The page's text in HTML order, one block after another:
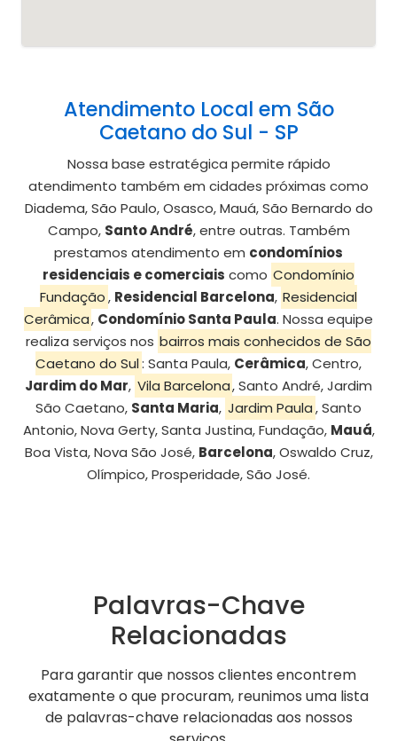
Atendimento Local em São
Caetano do Sul - SP
Nossa base estratégica permite rápido
atendimento também em cidades próximas como
Diadema, São Paulo, Osasco, Mauá, São Bernardo do
Campo, Santo André, entre outras. Também
prestamos atendimento em condomínios
residenciais e comerciais como Condomínio
Fundação, Residencial Barcelona, Residencial
Cerâmica, Condomínio Santa Paula. Nossa equipe
realiza serviços nos bairros mais conhecidos de São
Caetano do Sul: Santa Paula, Cerâmica, Centro,
Jardim do Mar, Vila Barcelona, Santo André, Jardim
São Caetano, Santa Maria, Jardim Paula, Santo
Antonio, Nova Gerty, Santa Justina, Fundação, Mauá,
Boa Vista, Nova São José, Barcelona, Oswaldo Cruz,
Olímpico, Prosperidade, São José.
Palavras-Chave
Relacionadas
Para garantir que nossos clientes encontrem
exatamente o que procuram, reunimos uma lista
de palavras-chave relacionadas aos nossos